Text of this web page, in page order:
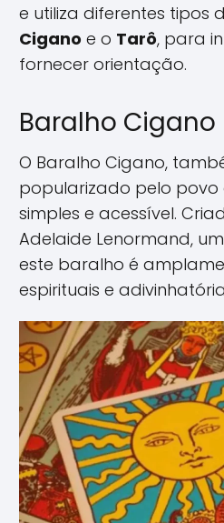
e utiliza diferentes tipos
Cigano e o Tarô, para
fornecer orientação.
Baralho Cigano
O Baralho Cigano,
popularizado pelo
simples e acessível.
Adelaide Lenormand,
este baralho é
espirituais e